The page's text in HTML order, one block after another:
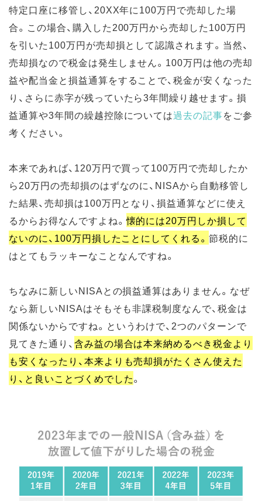
特定口座に移管し、20XX年に100万円で売却した場
合。この場合、購入した200万円から売却した100万円
を引いた100万円が売却損として認識されます。当然、
売却損なので税金は発生しません。100万円は他の売却
益や配当金と損益通算をすることで、税金が安くなった
り、さらに赤字が残っていたら3年間繰り越せます。損
益通算や3年間の繰越控除については過去の記事をご参
考ください。
本来であれば、120万円で買って100万円で売却したか
ら20万円の売却損のはずなのに、NISAから自動移管し
た結果、売却損は100万円となり、損益通算などに使え
るからお得なんですよね。懐的には20万円しか損して
ないのに、100万円損したことにしてくれる。節税的に
はとてもラッキーなことなんですね。
ちなみに新しいNISAとの損益通算はありません。なぜ
なら新しいNISAはそもそも非課税制度なんで、税金は
関係ないからですね。というわけで、2つのパターンで
見てきた通り、含み益の場合は本来納めるべき税金より
も安くなったり、本来よりも売却損がたくさん使えた
り、と良いことづくめでした。